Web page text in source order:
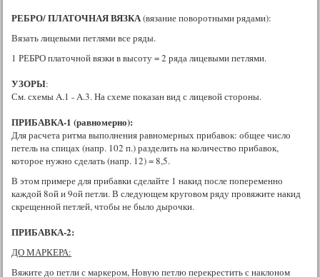
РЕБРО/ ПЛАТОЧНАЯ ВЯЗКА(вязание поворотными рядами):
Вязать лицевыми петлями все ряды.
1 РЕБРО платочной вязки в высоту = 2 ряда лицевыми петлями.
УЗОРЫ:
См. схемы A.1 ˗ A.3. На схеме показан вид с лицевой стороны.
ПРИБАВКА-1 (равномерно):
Для расчета ритма выполнения равномерных прибавок: общее число
петель на спицах (напр. 102 п.) разделить на количество прибавок,
которое нужно сделать (напр. 12) = 8,5.
В этом примере для прибавки сделайте 1 накид после попеременно
каждой 8ой и 9ой петли. В следующем круговом ряду провяжите накид
скрещенной петлей, чтобы не было дырочки.
ПРИБАВКА-2:
ДО МАРКЕРА:
Вяжите до петли с маркером, Новую петлю перекрестить с наклоном